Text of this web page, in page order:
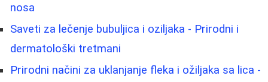
nosa
Saveti za lečenje bubuljica i oziljaka - Prirodni i
dermatološki tretmani
Prirodni načini za uklanjanje fleka i ožiljaka sa lica -